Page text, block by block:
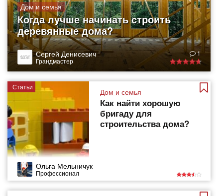
Дом и семья
Когда лучше начинать строить
деревянные дома?
Сергей Денисевич
Грандмастер
1
Статьи
Дом и семья
Как найти хорошую
бригаду для
строительства дома?
Ольга Мельничук
Профессионал